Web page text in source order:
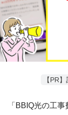
【PR
「BBIQ光の工事